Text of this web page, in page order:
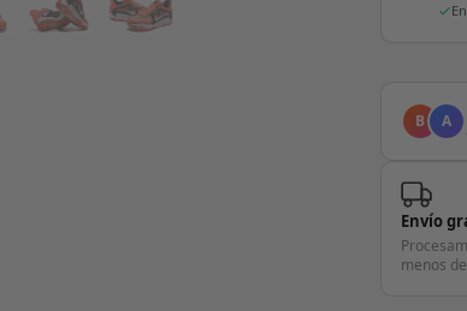
B A
Envío
menos